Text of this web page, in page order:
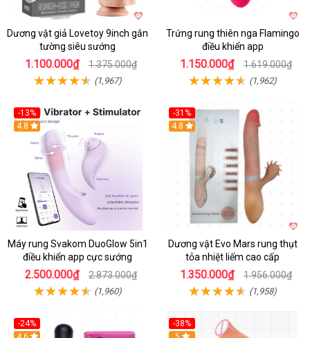
Dương vật giả Lovetoy 9inch gắn
tường siêu sướng
1.100.000₫ 1.375.000₫
(1,967)
Trứng rung thiên nga Flamingo
điều khiển app
1.150.000₫ 1.619.000₫
(1,962)
-13%
4.8
Máy rung Svakom DuoGlow 5in1
điều khiển app cực sướng
2.500.000₫ 2.873.000₫
(1,960)
-31%
4.8
Dương vật Evo Mars rung thụt
tỏa nhiệt liếm cao cấp
1.350.000₫ 1.956.000₫
(1,958)
-24%
-38%